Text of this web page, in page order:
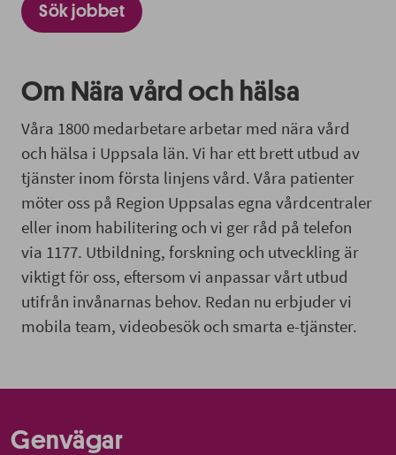
Sök jobbet
Om Nära vård och hälsa
Våra 1800 medarbetare arbetar med nära vård
och hälsa i Uppsala län. Vi har ett brett utbud av
tjänster inom första linjens vård. Våra patienter
möter oss på Region Uppsalas egna vårdcentraler
eller inom habilitering och vi ger råd på telefon
via 1177. Utbildning, forskning och utveckling är
viktigt för oss, eftersom vi anpassar vårt utbud
utifrån invånarnas behov. Redan nu erbjuder vi
mobila team, videobesök och smarta e-tjänster.
Genvägar